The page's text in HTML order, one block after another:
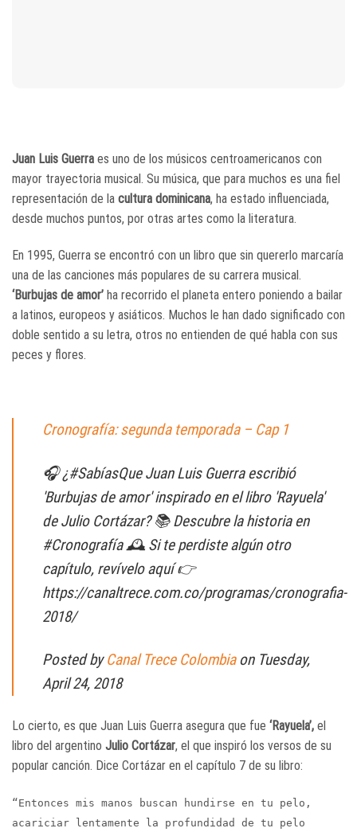
Juan Luis Guerra es uno de los músicos centroamericanos con
mayor trayectoria musical. Su música, que para muchos es una fiel
representación de la cultura dominicana, ha estado influenciada,
desde muchos puntos, por otras artes como la literatura.
En 1995, Guerra se encontró con un libro que sin quererlo marcaría
una de las canciones más populares de su carrera musical.
‘Burbujas de amor’ ha recorrido el planeta entero poniendo a bailar
a latinos, europeos y asiáticos. Muchos le han dado significado con
doble sentido a su letra, otros no entienden de qué habla con sus
peces y flores.
Cronografía: segunda temporada – Cap 1
🎧 ¿#SabíasQue Juan Luis Guerra escribió
'Burbujas de amor' inspirado en el libro 'Rayuela'
de Julio Cortázar? 📚 Descubre la historia en
#Cronografía 🕰 Si te perdiste algún otro
capítulo, revívelo aquí 👉
https://canaltrece.com.co/programas/cronografia-
2018/
Posted byCanal Trece Colombiaon Tuesday,
April 24, 2018
Lo cierto, es que Juan Luis Guerra asegura que fue ‘Rayuela’, el
libro del argentino Julio Cortázar, el que inspiró los versos de su
popular canción. Dice Cortázar en el capítulo 7 de su libro:
“Entonces mis manos buscan hundirse en tu pelo,
acariciar lentamente la profundidad de tu pelo